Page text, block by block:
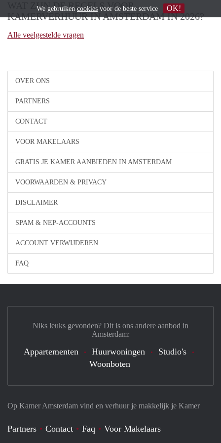
OVER ONS
PARTNERS
CONTACT
VOOR MAKELAARS
GRATIS JE KAMER AANBIEDEN IN AMSTERDAM
VOORWAARDEN & PRIVACY
DISCLAIMER
SPAM & NEP-ACCOUNTS
ACCOUNT VERWIJDEREN
FAQ
WAT ZIJN DE REGELS VOOR
KAMERVERHUUR IN AMSTERDAM IN 2026?
Alle veelgestelde vragen
Op Kamer Amsterdam vind en verhuur je makkelijk je Kamer
Partners Contact Faq Voor Makelaars
Niks leuks gevonden? Dit is ons andere aanbod in
Amsterdam:
Appartementen Huurwoningen
Studio's
Woonboten
We gebruiken cookies voor de beste service OK!